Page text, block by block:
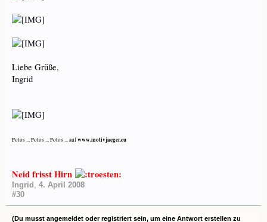
Liebe Grüße,
Ingrid
Fotos ... Fotos ... Fotos ... aufwww.motivjaeger.eu
Neid frisst Hirn
Ingrid , 4. April 2008
#30
(Du musst angemeldet oder registriert sein, um eine Antwort erstellen zu